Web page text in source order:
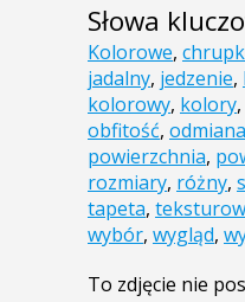
Słowa
Kolorowe,
jadalny, jedzenie,
kolorowy, kolory,
obfitość, odmiana
powierzchnia,
rozmiary, różny,
tapeta,
wybór, wygląd,
To zdjęcie nie